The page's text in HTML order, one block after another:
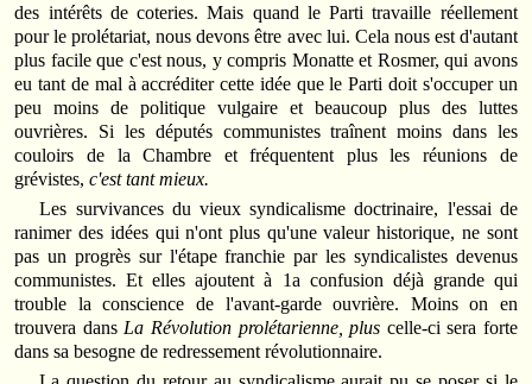
des intérêts de coteries. Mais quand le Parti travaille réellement
pour le prolétariat, nous devons être avec lui. Cela nous est d'autant
plus facile que c'est nous, y compris Monatte et Rosmer, qui avons
eu tant de mal à accréditer cette idée que le Parti doit s'occuper un
peu moins de politique vulgaire et beaucoup plus des luttes
ouvrières. Si les députés communistes traînent moins dans les
couloirs de la Chambre et fréquentent plus les réunions de
grévistes,c'est tant mieux.
Les survivances du vieux syndicalisme doctrinaire, l'essai de
ranimer des idées qui n'ont plus qu'une valeur historique, ne sont
pas un progrès sur l'étape franchie par les syndicalistes devenus
communistes. Et elles ajoutent à 1a confusion déjà grande qui
trouble la conscience de l'avant-garde ouvrière. Moins on en
trouvera dans La Révolution prolétarienne, plus celle-ci sera forte
dans sa besogne de redressement révolutionnaire.